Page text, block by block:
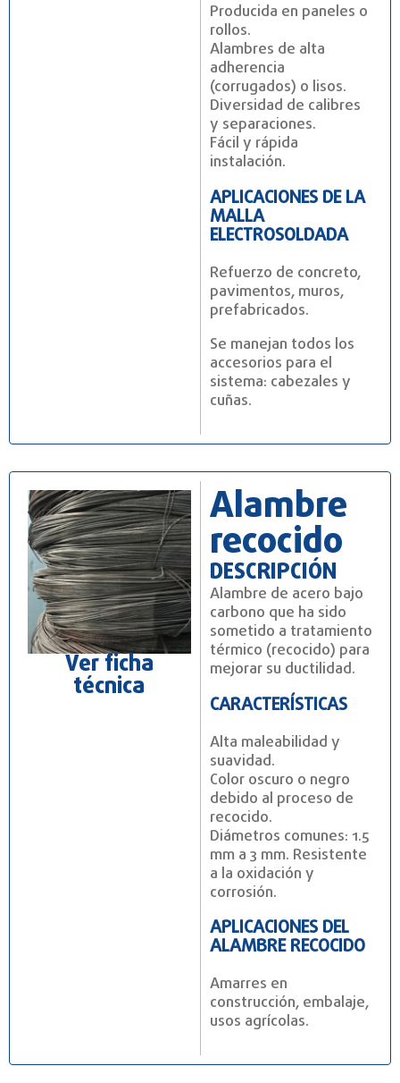
Producida en paneles o
rollos.
Alambres de alta
adherencia
(corrugados) o lisos.
Diversidad de calibres
y separaciones.
Fácil y rápida
instalación.
APLICACIONES DE LA
MALLA
ELECTROSOLDADA
Refuerzo de concreto,
pavimentos, muros,
prefabricados.
Se manejan todos los
accesorios para el
sistema: cabezales y
cuñas.
Ver ficha
técnica
Alambre
recocido
DESCRIPCIÓN
Alambre de acero bajo
carbono que ha sido
sometido a tratamiento
térmico (recocido) para
mejorar su ductilidad.
CARACTERÍSTICAS
Alta maleabilidad y
suavidad.
Color oscuro o negro
debido al proceso de
recocido.
Diámetros comunes: 1.5
mm a 3 mm. Resistente
a la oxidación y
corrosión.
APLICACIONES DEL
ALAMBRE RECOCIDO
Amarres en
construcción, embalaje,
usos agrícolas.